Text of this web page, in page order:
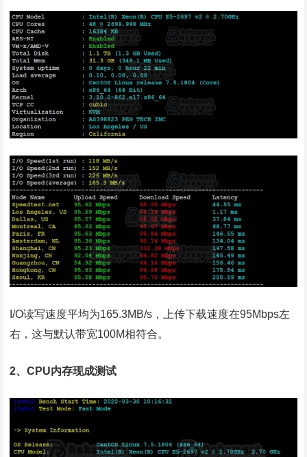
I/O读写速度平均为165.3MB/s，上传下载速度在95Mbps左
右，这与默认带宽100M相符合。
2、CPU内存现成测试